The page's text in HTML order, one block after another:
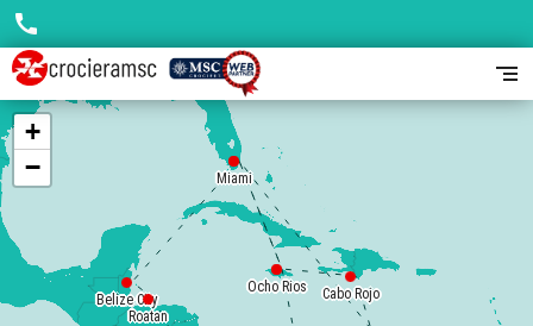
Miami
Ocho Rios
Roatan
Belize City
Miami
Cabo Rojo
Ocho Rios
+
−
call
segment